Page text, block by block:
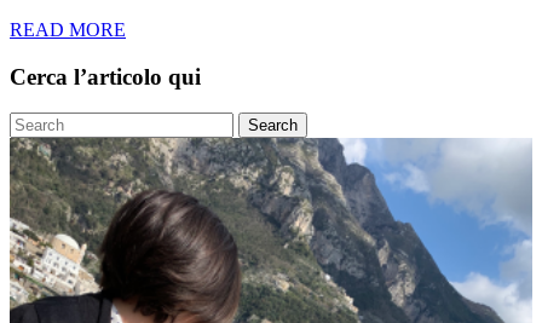
READ MORE
Cerca l’articolo qui
Search
for: